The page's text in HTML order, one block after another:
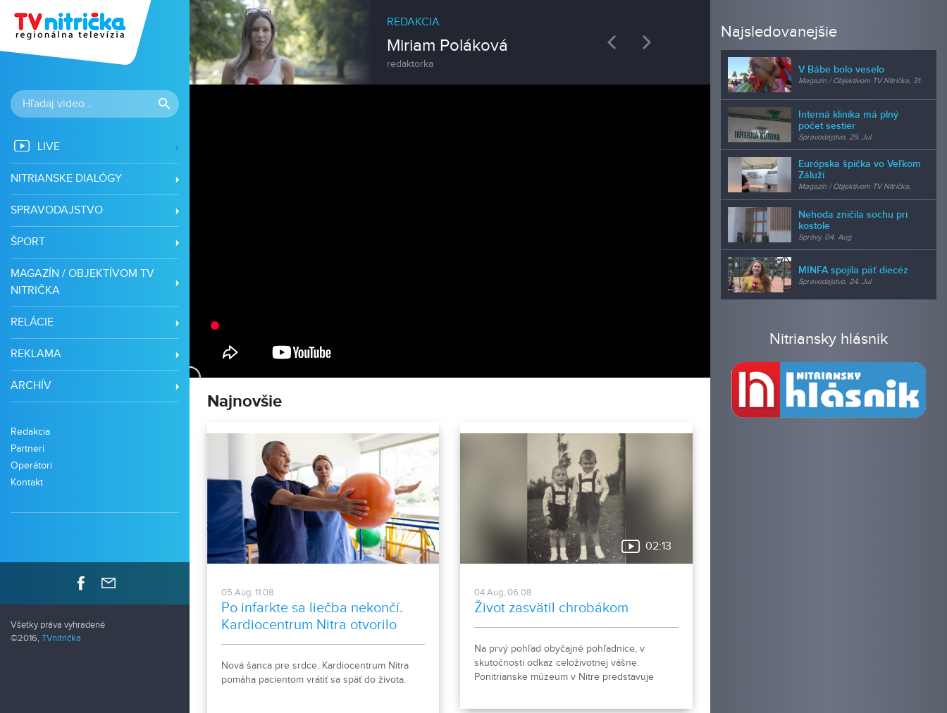
LIVE
NITRIANSKE DIALÓGY
SPRAVODAJSTVO
ŠPORT
MAGAZÍN / OBJEKTÍVOM TV
NITRIČKA
RELÁCIE
REKLAMA
ARCHÍV
Redakcia
Partneri
Operátori
Kontakt
Všetky práva vyhradené
©2016, TVnitrička
Previous
REDAKCIA
Miriam Poláková
redaktorka
Next
Najnovšie
05.Aug, 11:08
Po infarkte sa liečba nekončí.
Kardiocentrum Nitra otvorilo
nový stacionár
Nová šanca pre srdce. Kardiocentrum Nitra
pomáha pacientom vrátiť sa späť do života.
02:13
04.Aug, 06:08
Život zasvätil chrobákom
Na prvý pohľad obyčajné pohľadnice, v
skutočnosti odkaz celoživotnej vášne.
Ponitrianske múzeum v Nitre predstavuje
Najsledovanejšie
V Bábe bolo veselo
Magazín / Objektívom TV Nitrička, 31.
Interná klinika má plný
počet sestier
Spravodajstvo, 29. Jul
Európska špička vo Veľkom
Záluží
Magazín / Objektívom TV Nitrička,
Nehoda zničila sochu pri
kostole
Správy, 04. Aug
MINFA spojila päť diecéz
Spravodajstvo, 24. Jul
Nitriansky hlásnik